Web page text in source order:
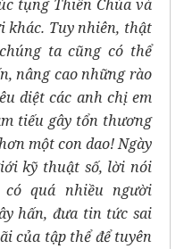
tụng Thiên Chúa và
khác. Tuy nhiên, thật
ta cũng có thể
nâng cao những rào
diệt các anh chị em
tiếu gây tổn thương
một con dao! Ngày
kỹ thuật số, lời nói
quá nhiều người
hấn, đưa tin tức sai
của tập thể để tuyên